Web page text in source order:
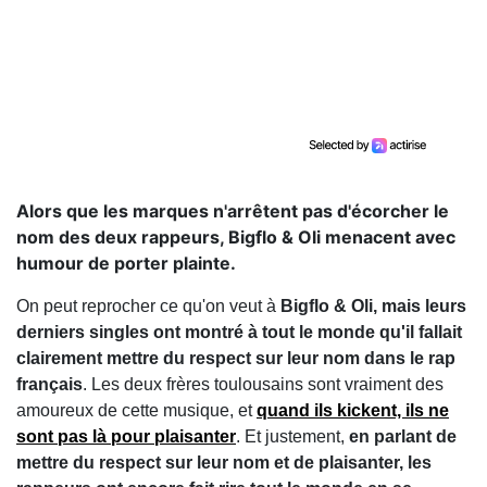
Alors que les marques n'arrêtent pas d'écorcher le
nom des deux rappeurs, Bigflo & Oli menacent avec
humour de porter plainte.
On peut reprocher ce qu'on veut à Bigflo & Oli, mais leurs
derniers singles ont montré à tout le monde qu'il fallait
clairement mettre du respect sur leur nom dans le rap
français. Les deux frères toulousains sont vraiment des
amoureux de cette musique, etquand ils kickent, ils ne
sont pas là pour plaisanter. Et justement, en parlant de
mettre du respect sur leur nom et de plaisanter, les